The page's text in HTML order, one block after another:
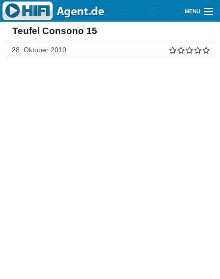
Direkt zum Inhalt
MENU
Gutscheine
Audio
Teufel Consono 15
28. Oktober 2010